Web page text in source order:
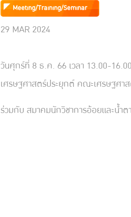
Meeting/Training/Seminar
29 MAR 2024
วันศุกร์ที่ 8 ธ.ค. 66 เวลา 13.00-
เศรษฐศาสตร์ประยุกต์ คณะเศรษฐศา
ร่วมกับ สมาคมนักวิชาการอ้อยและน้ำ